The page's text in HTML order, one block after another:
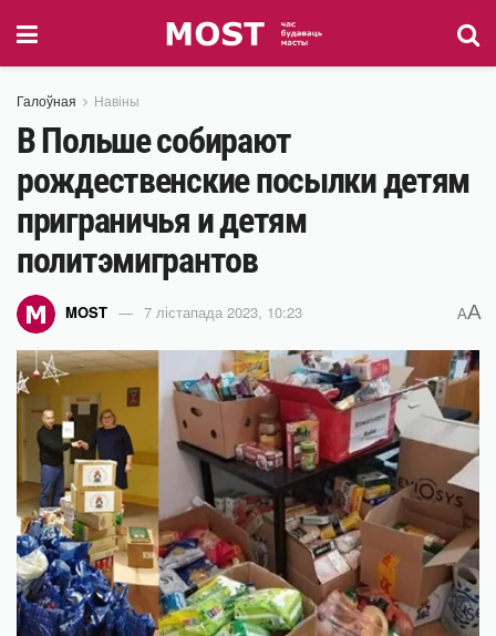
Галоўная Навіны
В Польше собирают
рождественские посылки детям
приграничья и детям
политэмигрантов
MOST 7 лістапада 2023, 10:23 AA